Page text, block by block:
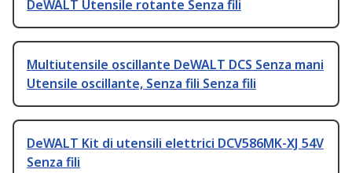
DeWALT Utensile rotante Senza fili
Multiutensile oscillante DeWALT DCS Senza mani
Utensile oscillante, Senza fili Senza fili
DeWALT Kit di utensili elettrici DCV586MK-XJ 54V
Senza fili